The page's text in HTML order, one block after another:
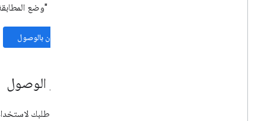
باستخدام "وضع
طلب إذن بالوصول
معايير الوصول
كجزء من طلبك